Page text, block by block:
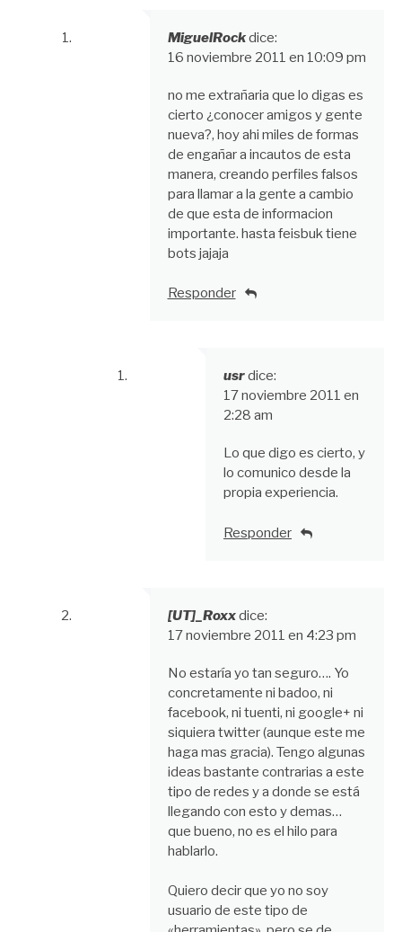
MiguelRockdice:
16 noviembre 2011 en 10:09 pm
no me extrañaria que lo digas es
cierto ¿conocer amigos y gente
nueva?, hoy ahi miles de formas
de engañar a incautos de esta
manera, creando perfiles falsos
para llamar a la gente a cambio
de que esta de informacion
importante. hasta feisbuk tiene
bots jajaja
Responder
usrdice:
17 noviembre 2011 en
2:28 am
Lo que digo es cierto, y
lo comunico desde la
propia experiencia.
Responder
[UT]_Roxxdice:
17 noviembre 2011 en 4:23 pm
No estaría yo tan seguro…. Yo
concretamente ni badoo, ni
facebook, ni tuenti, ni google+ ni
siquiera twitter (aunque este me
haga mas gracia). Tengo algunas
ideas bastante contrarias a este
tipo de redes y a donde se está
llegando con esto y demas…
que bueno, no es el hilo para
hablarlo.
Quiero decir que yo no soy
usuario de este tipo de